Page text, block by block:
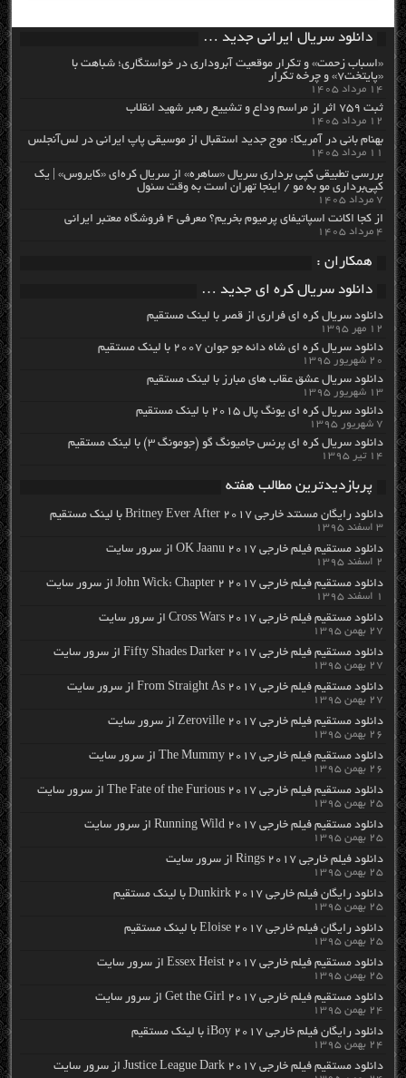
دانلود سریال ایرانی جدید …
«اسباب زحمت» و تکرار موقعیت آبروداری در خواستگاری؛ شباهت با
«پایتخت۷» و چرخه تکرار
۱۴ مرداد ۱۴۰۵
ثبت ۷۵۹ اثر از مراسم وداع و تشییع رهبر شهید انقلاب
۱۲ مرداد ۱۴۰۵
بهنام بانی در آمریکا: موج جدید استقبال از موسیقی پاپ ایرانی در لس‌آنجلس
۱۱ مرداد ۱۴۰۵
بررسی تطبیقی کپی برداری سریال «ساهره» از سریال کره‌ای «کایروس» | یک
کپی‌برداری مو به مو / اینجا تهران است به وقت سئول
۷ مرداد ۱۴۰۵
از کجا اکانت اسپاتیفای پرمیوم بخریم؟ معرفی ۴ فروشگاه معتبر ایرانی
۴ مرداد ۱۴۰۵
همکاران :
دانلود سریال کره ای جدید …
دانلود سریال کره ای فراری از قصر با لینک مستقیم
۱۲ مهر ۱۳۹۵
دانلود سریال کره ای شاه دائه جو جوان ۲۰۰۷ با لینک مستقیم
۲۰ شهریور ۱۳۹۵
دانلود سریال عشق عقاب های مبارز با لینک مستقیم
۱۳ شهریور ۱۳۹۵
دانلود سریال کره ای یونگ پال ۲۰۱۵ با لینک مستقیم
۷ شهریور ۱۳۹۵
دانلود سریال کره ای پرنس جامیونگ گو (جومونگ ۳) با لینک مستقیم
۱۴ تیر ۱۳۹۵
پربازدیدترین مطالب هفته
دانلود رایگان مسنتد خارجی Britney Ever After 2017 با لینک مستقیم
۳ اسفند ۱۳۹۵
دانلود مستقیم فیلم خارجی OK Jaanu 2017 از سرور سایت
۲ اسفند ۱۳۹۵
دانلود مستقیم فیلم خارجی John Wick: Chapter 2 2017 از سرور سایت
۱ اسفند ۱۳۹۵
دانلود مستقیم فیلم خارجی Cross Wars 2017 از سرور سایت
۲۷ بهمن ۱۳۹۵
دانلود مستقیم فیلم خارجی Fifty Shades Darker 2017 از سرور سایت
۲۷ بهمن ۱۳۹۵
دانلود مستقیم فیلم خارجی From Straight As 2017 از سرور سایت
۲۷ بهمن ۱۳۹۵
دانلود مستقیم فیلم خارجی Zeroville 2017 از سرور سایت
۲۶ بهمن ۱۳۹۵
دانلود مستقیم فیلم خارجی The Mummy 2017 از سرور سایت
۲۶ بهمن ۱۳۹۵
دانلود مستقیم فیلم خارجی The Fate of the Furious 2017 از سرور سایت
۲۵ بهمن ۱۳۹۵
دانلود مستقیم فیلم خارجی Running Wild 2017 از سرور سایت
۲۵ بهمن ۱۳۹۵
دانلود فیلم خارجی Rings 2017 از سرور سایت
۲۵ بهمن ۱۳۹۵
دانلود رایگان فیلم خارجی Dunkirk 2017 با لینک مستقیم
۲۵ بهمن ۱۳۹۵
دانلود رایگان فیلم خارجی Eloise 2017 با لینک مستقیم
۲۵ بهمن ۱۳۹۵
دانلود مستقیم فیلم خارجی Essex Heist 2017 از سرور سایت
۲۵ بهمن ۱۳۹۵
دانلود مستقیم فیلم خارجی Get the Girl 2017 از سرور سایت
۲۴ بهمن ۱۳۹۵
دانلود رایگان فیلم خارجی iBoy 2017 با لینک مستقیم
۲۴ بهمن ۱۳۹۵
دانلود مستقیم فیلم خارجی Justice League Dark 2017 از سرور سایت